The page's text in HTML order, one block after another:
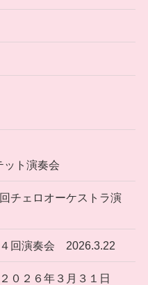
ト演奏会
チェロオーケストラ演
回演奏会 2026.3.22
０２６年３月３１日